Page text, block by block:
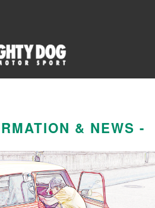
& NEWS -